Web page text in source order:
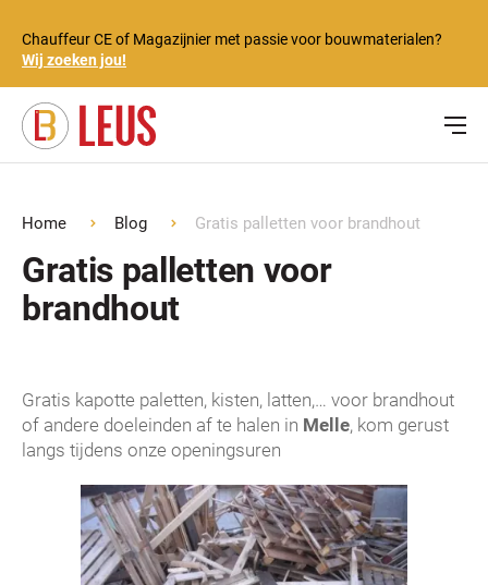
Chauffeur CE of Magazijnier met passie voor bouwmaterialen?
Wij zoeken jou!
Home Blog Gratis palletten voor brandhout
Gratis palletten voor
brandhout
Gratis kapotte paletten, kisten, latten,… voor brandhout
of andere doeleinden af te halen in Melle, kom gerust
langs tijdens onze openingsuren